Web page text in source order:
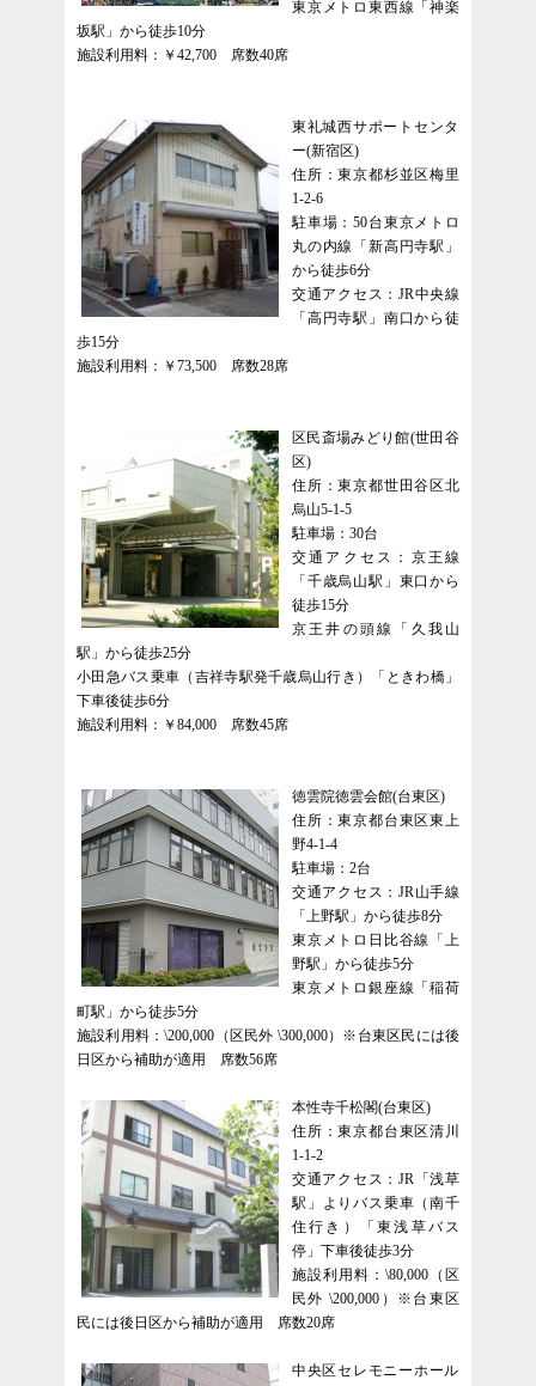
東京メトロ東西線「神楽
坂駅」から徒歩10分
施設利用料：￥42,700 席数40席
東礼城西サポートセンタ
ー(新宿区)
住所：東京都杉並区梅里
1-2-6
駐車場：50台東京メトロ
丸の内線「新高円寺駅」
から徒歩6分
交通アクセス：JR中央線
「高円寺駅」南口から徒
歩15分
施設利用料：￥73,500 席数28席
区民斎場みどり館(世田谷
区)
住所：東京都世田谷区北
烏山5-1-5
駐車場：30台
交通アクセス：京王線
「千歳烏山駅」東口から
徒歩15分
京王井の頭線「久我山
駅」から徒歩25分
小田急バス乗車（吉祥寺駅発千歳烏山行き）「ときわ橋」
下車後徒歩6分
施設利用料：￥84,000 席数45席
徳雲院徳雲会館(台東区)
住所：東京都台東区東上
野4-1-4
駐車場：2台
交通アクセス：JR山手線
「上野駅」から徒歩8分
東京メトロ日比谷線「上
野駅」から徒歩5分
東京メトロ銀座線「稲荷
町駅」から徒歩5分
施設利用料：\200,000（区民外 \300,000）※台東区民には後
日区から補助が適用 席数56席
本性寺千松閣(台東区)
住所：東京都台東区清川
1-1-2
交通アクセス：JR「浅草
駅」よりバス乗車（南千
住行き）「東浅草バス
停」下車後徒歩3分
施設利用料：\80,000（区
民外 \200,000）※台東区
民には後日区から補助が適用 席数20席
中央区セレモニーホール